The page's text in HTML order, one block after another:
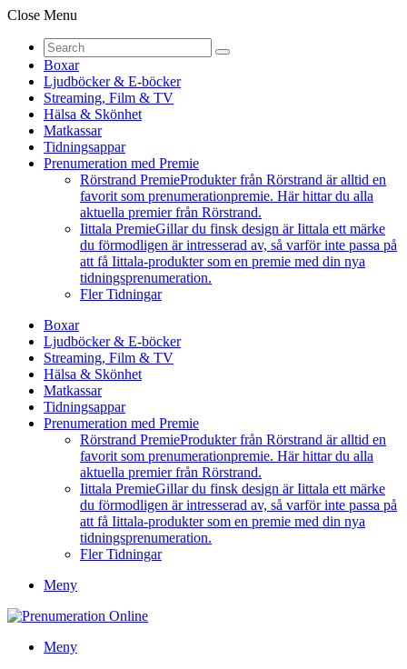
Close Menu
Boxar
Ljudböcker & E-böcker
Streaming, Film & TV
Hälsa & Skönhet
Matkassar
Tidningsappar
Prenumeration med Premie
Rörstrand PremieProdukter från Rörstrand är alltid en
favorit som prenumerationpremie. Här hittar du alla
aktuella premier från Rörstrand.
Iittala PremieGillar du finsk design är Iittala ett märke
du förmodligen är intresserad av, så varför inte passa på
att få Iittala-produkter som en premie med din nya
tidningsprenumeration.
Fler Tidningar
Boxar
Ljudböcker & E-böcker
Streaming, Film & TV
Hälsa & Skönhet
Matkassar
Tidningsappar
Prenumeration med Premie
Rörstrand PremieProdukter från Rörstrand är alltid en
favorit som prenumerationpremie. Här hittar du alla
aktuella premier från Rörstrand.
Iittala PremieGillar du finsk design är Iittala ett märke
du förmodligen är intresserad av, så varför inte passa på
att få Iittala-produkter som en premie med din nya
tidningsprenumeration.
Fler Tidningar
Meny
Meny